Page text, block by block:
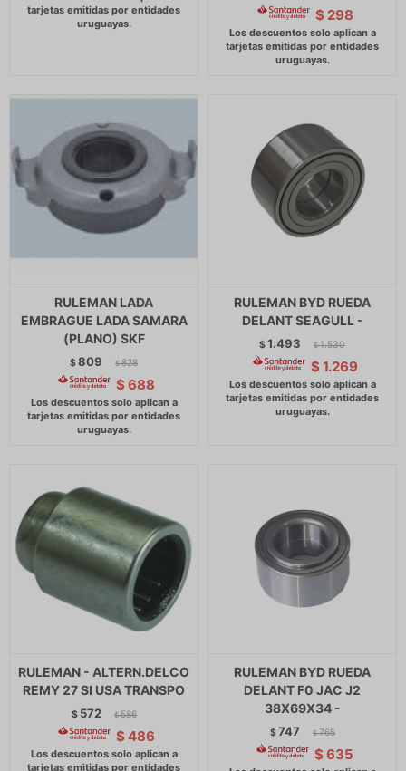
$ 298
RULEMAN LADA
EMBRAGUE LADA SAMARA
(PLANO) SKF
$809 $ 828
$ 688
RULEMAN BYD RUEDA
DELANT SEAGULL -
$1.493 $ 1.530
$ 1.269
RULEMAN - ALTERN.DELCO
REMY 27 SI USA TRANSPO
$ 572 $ 586
$ 486
RULEMAN BYD RUEDA
DELANT F0 JAC J2
38X69X34 -
$747 $ 765
$ 635